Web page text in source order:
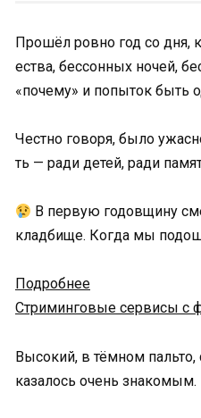
Прошёл ровно год со дня,
ества, бессонных ночей,
«почему» и попыток быть
Честно говоря, было
ть — ради детей, ради
В первую годовщину
кладбище. Когда мы
Подробнее
Стриминговые сервисы с
Высокий, в тёмном пальто,
казалось очень знакомым.